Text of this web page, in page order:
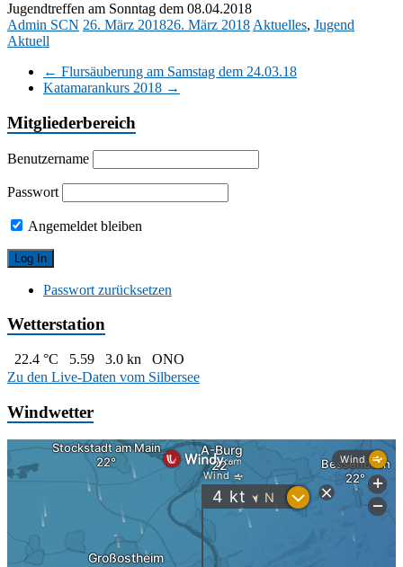
Jugendtreffen am Sonntag dem 08.04.2018
Admin SCN 26. März 201826. März 2018 Aktuelles, Jugend
Aktuell
← Flursäuberung am Samstag dem 24.03.18
Katamarankurs 2018 →
Mitgliederbereich
Benutzername
Passwort
Angemeldet bleiben
Passwort zurücksetzen
Wetterstation
22.4 °C 5.59 3.0 kn
ONO
Zu den Live-Daten vom Silbersee
Windwetter